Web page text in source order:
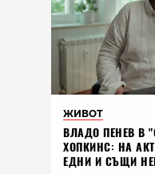
ЖИВОТ
ВЛАДO ПЕНЕВ В
ХОПКИНС: НА
ЕДНИ И СЪЩИ